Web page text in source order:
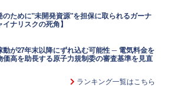
のために"未開発資源"を担保に取られるガーナ
ナリスクの死角】
動が27年末以降にずれ込む可能性 ─ 電気料金を
価高を助長する原子力規制委の審査基準を見直
ランキング一覧はこちら